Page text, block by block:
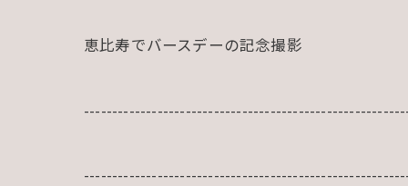
恵比寿でバースデーの記念撮影